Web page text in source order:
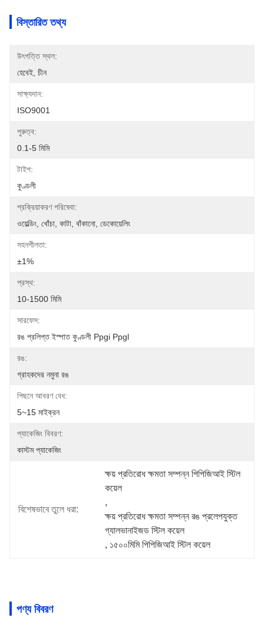
বিস্তারিত তথ্য
উৎপত্তি স্থল:
হেবেই, চীন
সাক্ষ্যদান:
ISO9001
পুরুত্ব:
0.1-5 মিমি
টাইপ:
কুণ্ডলী
প্রক্রিয়াকরণ পরিষেবা:
ওয়েল্ডিং, খোঁচা, কাটা, বাঁকানো, ডেকোয়েলিং
সহনশীলতা:
±1%
প্রস্থ:
10-1500 মিমি
সারফেস:
রঙ প্রলিপ্ত ইস্পাত কুণ্ডলী Ppgi Ppgl
রঙ:
গ্রাহকদের নমুনা রঙ
পিছনে আবরণ বেধ:
5~15 মাইক্রন
প্যাকেজিং বিবরণ:
কাস্টম প্যাকেজিং
বিশেষভাবে তুলে ধরা:
ক্ষয় প্রতিরোধ ক্ষমতা সম্পন্ন পিপিজিআই স্টিল
কয়েল
,
ক্ষয় প্রতিরোধ ক্ষমতা সম্পন্ন রঙ প্রলেপযুক্ত
গ্যালভানাইজড স্টিল কয়েল
, ১৫০০মিমি পিপিজিআই স্টিল কয়েল
পণ্য বিবরণ